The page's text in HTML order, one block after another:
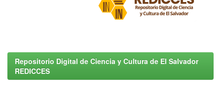
Repositorio Digital de Ciencia y Cultura de El Salvador
REDICCES